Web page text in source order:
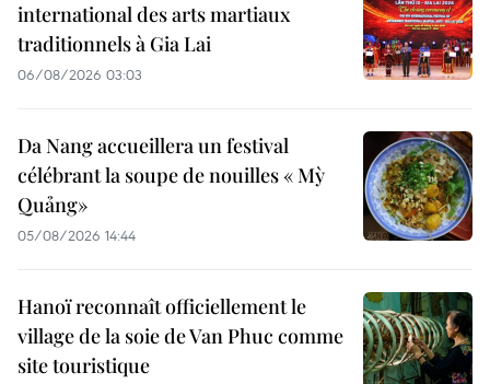
international des arts martiaux
traditionnels à Gia Lai
06/08/2026 03:03
Da Nang accueillera un festival
célébrant la soupe de nouilles « Mỳ
Quảng»
05/08/2026 14:44
Hanoï reconnaît officiellement le
village de la soie de Van Phuc comme
site touristique